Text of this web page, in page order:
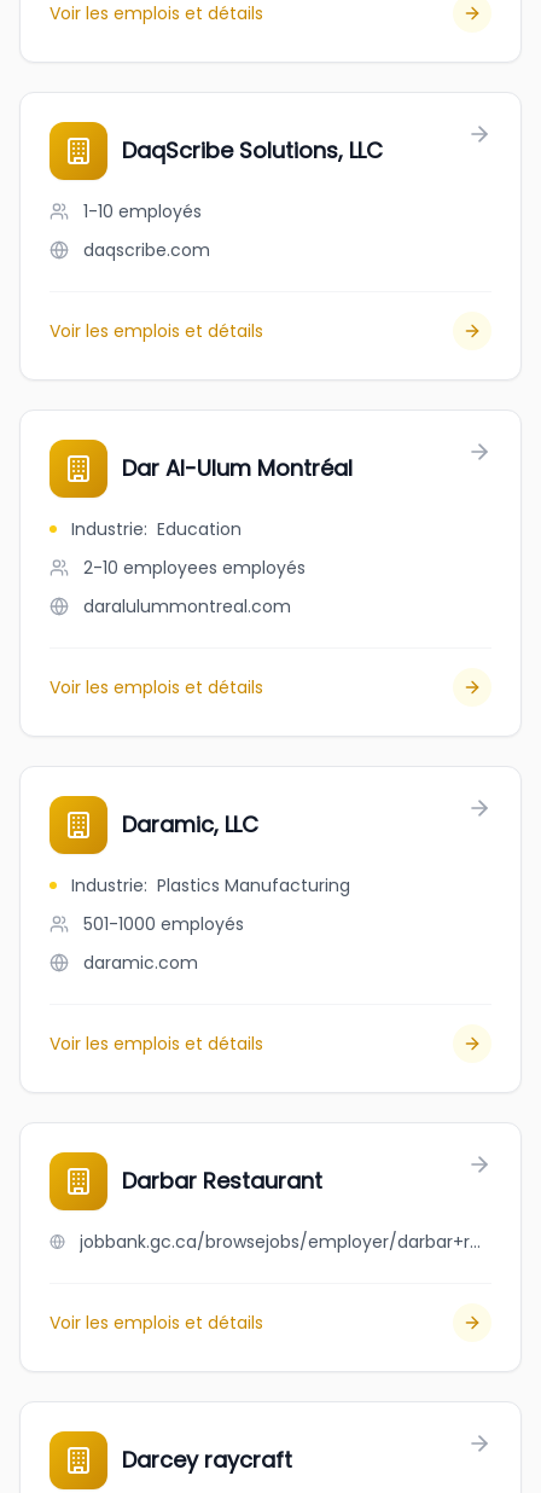
Voir les emplois et détails
DaqScribe Solutions, LLC
1-10 employés
daqscribe.com
Voir les emplois et détails
Dar Al-Ulum Montréal
Industrie: Education
2-10 employees employés
daralulummontreal.com
Voir les emplois et détails
Daramic, LLC
Industrie: Plastics Manufacturing
501-1000 employés
daramic.com
Voir les emplois et détails
Darbar Restaurant
jobbank.gc.ca/browsejobs/employer/darbar+restaurant/ca
Voir les emplois et détails
Darcey raycraft